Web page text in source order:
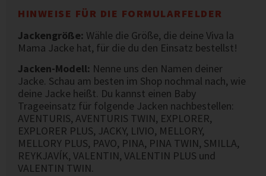
HINWEISE FÜR DIE FORMULARFELDER
Jackengröße: Wähle die Größe, die deine Viva la
Mama Jacke hat, für die du den Einsatz bestellst!
Jacken-Modell: Nenne uns den Namen deiner
Jacke. Schau am besten im Shop nochmal nach, wie
deine Jacke heißt. Du kannst einen Baby
Trageeinsatz für folgende Jacken nachbestellen:
AVENTURIS, AVENTURIS TWIN, EXPLORER,
EXPLORER PLUS, JACKY, LIVIO, MELLORY,
MELLORY PLUS, PAVO, PINA, PINA TWIN, SMILLA,
REYKJAVÍK, VALENTIN, VALENTIN PLUS und
VALENTIN TWIN.